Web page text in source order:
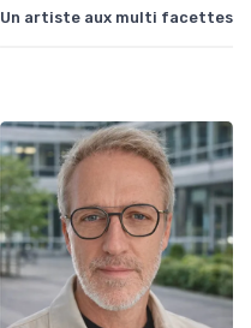
Un artiste aux multi facettes